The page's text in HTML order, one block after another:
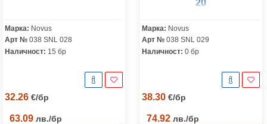
Марка: Novus
Арт № 038 SNL 028
Наличност: 15 бр
32.26 €/бр
63.09 лв./бр
20
Марка: Novus
Арт № 038 SNL 029
Наличност: 0 бр
38.30 €/бр
74.92 лв./бр